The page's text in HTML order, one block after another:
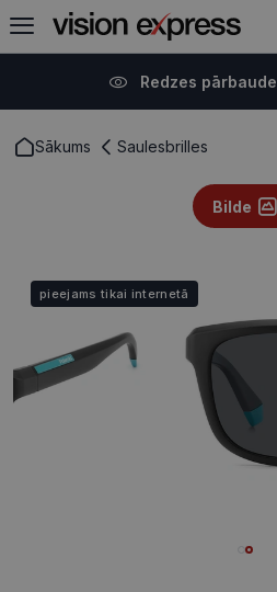
Redzes pārbaude
Sākums Saulesbrilles
Bilde
pieejams tikai internetā